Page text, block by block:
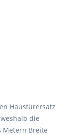
Haustürersatz
die
Metern Breite